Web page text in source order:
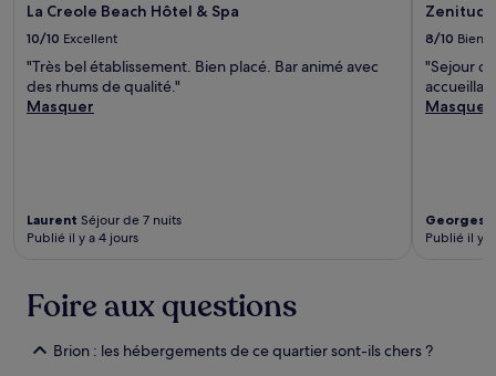
susceptibles
de
changer.
Des
conditions
supplémentaires
La Creole Beach Hôtel & Spa
10/10 Excellent
"Très bel établissement. Bien placé. Bar animé avec
des rhums de qualité."
Masquer
Laurent Séjour de 7 nuits
Publié il y a 4 jours
8/10 Bien
"Sejour
Masquer
Georges
Publié il y
Foire aux questions
Brion : les hébergements de ce quartier sont-ils chers ?